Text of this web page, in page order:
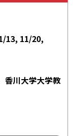
13, 11/20,
香川大学大学教